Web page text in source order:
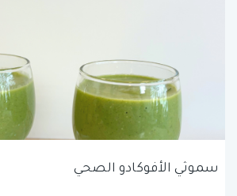
سموثي الأفوكادو الصحي